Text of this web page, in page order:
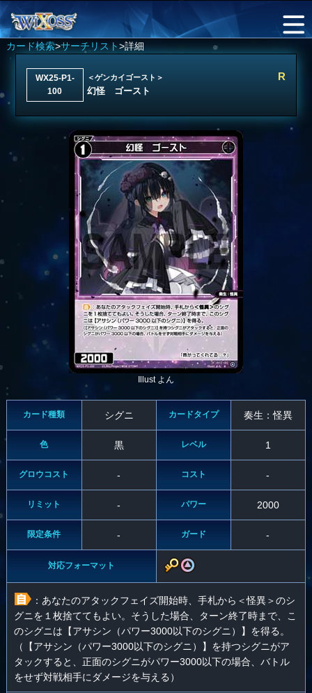
カード検索>サーチリスト>詳細
WX25-P1-
100
＜ゲンカイゴースト＞
幻怪 ゴースト
R
Illust よん
カード種類 シグニ カードタイプ 奏生：怪異
色 黒 レベル 1
グロウコスト - コスト -
リミット - パワー 2000
限定条件 - ガード -
対応フォーマット
：あなたのアタックフェイズ開始時、手札から＜怪異＞のシ
グニを１枚捨ててもよい。そうした場合、ターン終了時まで、こ
のシグニは【アサシン（パワー3000以下のシグニ）】を得る。
（【アサシン（パワー3000以下のシグニ）】を持つシグニがア
タックすると、正面のシグニがパワー3000以下の場合、バトル
をせず対戦相手にダメージを与える）